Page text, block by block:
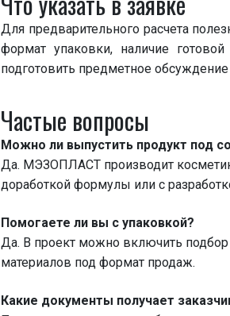
Для предварительного расчета
формат упаковки, наличие
подготовить предметное обсуждение
Частые вопросы
Можно ли выпустить продукт под
Да. МЭЗОПЛАСТ производит
доработкой формулы или с
Помогаете ли вы с упаковкой?
Да. В проект можно включить подбор
материалов под формат продаж.
Какие документы получает